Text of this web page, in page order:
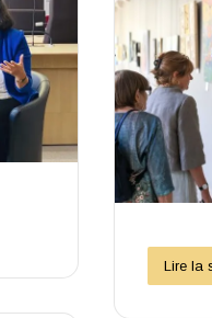
Lire la